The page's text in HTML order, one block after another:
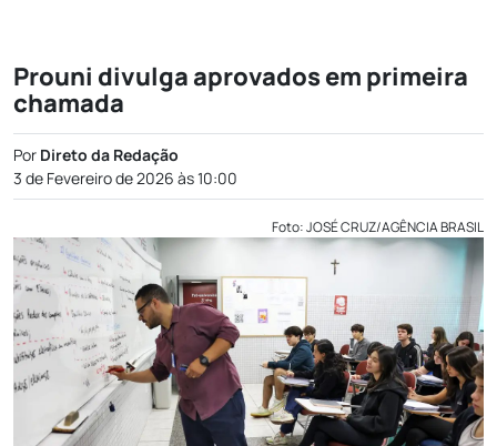
Prouni divulga aprovados em primeira
chamada
Por Direto da Redação
3 de Fevereiro de 2026 às 10:00
Foto: JOSÉ CRUZ/AGÊNCIA BRASIL